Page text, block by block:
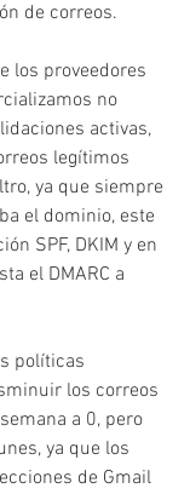
de correos.
los proveedores
no
activas,
legítimos
ya que siempre
el dominio, este
SPF, DKIM y en
el DMARC a
políticas
los correos
a 0, pero
ya que los
de Gmail